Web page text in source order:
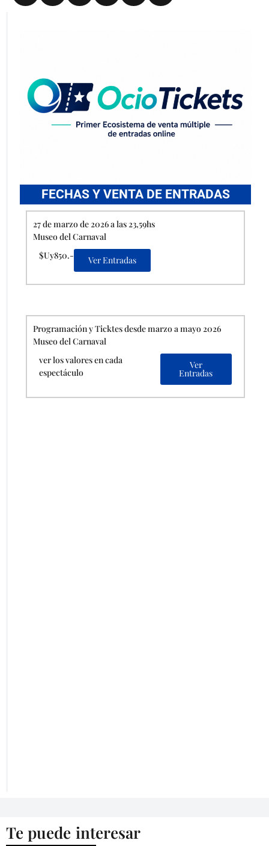
FECHAS Y VENTA DE ENTRADAS
27 de marzo de 2026 a las 23,59hs
Museo del Carnaval
$Uy850.-
Ver Entradas
Programación y Ticktes desde marzo a mayo 2026
Museo del Carnaval
ver los valores en cada
espectáculo
Ver
Entradas
Te puede interesar